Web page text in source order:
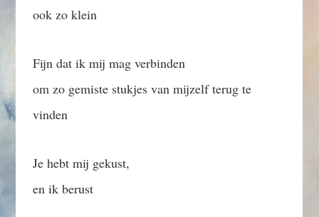
ook zo klein
Fijn dat ik mij mag verbinden
om zo gemiste stukjes van mijzelf terug te
vinden
Je hebt mij gekust,
en ik berust